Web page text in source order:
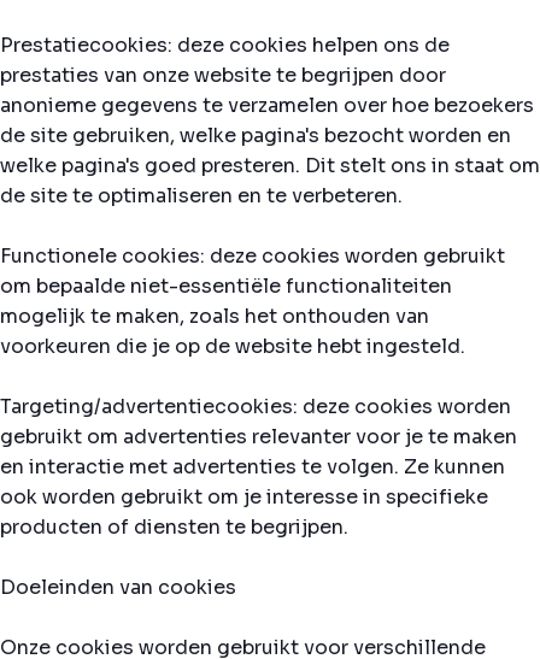
Prestatiecookies: deze cookies helpen ons de
prestaties van onze website te begrijpen door
anonieme gegevens te verzamelen over hoe bezoekers
de site gebruiken, welke pagina's bezocht worden en
welke pagina's goed presteren. Dit stelt ons in staat om
de site te optimaliseren en te verbeteren.
Functionele cookies: deze cookies worden gebruikt
om bepaalde niet-essentiële functionaliteiten
mogelijk te maken, zoals het onthouden van
voorkeuren die je op de website hebt ingesteld.
Targeting/advertentiecookies: deze cookies worden
gebruikt om advertenties relevanter voor je te maken
en interactie met advertenties te volgen. Ze kunnen
ook worden gebruikt om je interesse in specifieke
producten of diensten te begrijpen.
Doeleinden van cookies
Onze cookies worden gebruikt voor verschillende